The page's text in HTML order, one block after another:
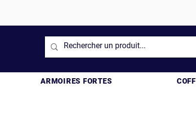
ARMOIRES FORTES